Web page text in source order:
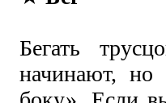
Бегать
начинают, но